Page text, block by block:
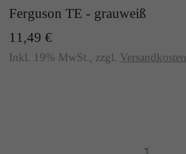
Ferguson TE - grauweiß
11,49 €
Inkl. 19% MwSt., zzgl. Versandkosten